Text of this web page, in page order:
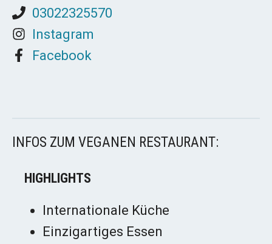
03022325570
Instagram
Facebook
INFOS ZUM VEGANEN RESTAURANT:
HIGHLIGHTS
Internationale Küche
Einzigartiges Essen